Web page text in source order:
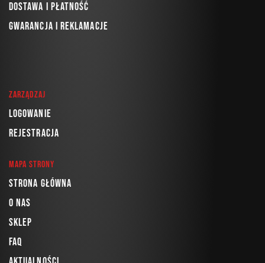
Dostawa i płatność
Gwarancja i reklamacje
Zarządzaj
Logowanie
Rejestracja
Mapa strony
Strona główna
O nas
Sklep
FAQ